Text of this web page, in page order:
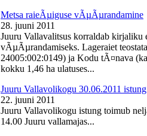
Metsa raieÃµiguse vÃµÃµrandamine
28. juuni 2011
Juuru Vallavalitsus korraldab kirjaliku
vÃµÃµrandamiseks. Lageraiet
24005:002:0149) ja Kodu tÃ¤nava
kokku 1,46 ha ulatuses...
Juuru Vallavolikogu 30.06.2011 istung
22. juuni 2011
Juuru Vallavolikogu istung toimub
14.00 Juuru vallamajas...